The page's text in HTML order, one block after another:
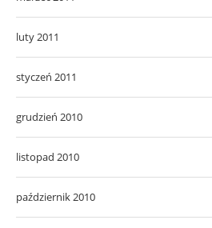
luty 2011
styczeń 2011
grudzień 2010
listopad 2010
październik 2010